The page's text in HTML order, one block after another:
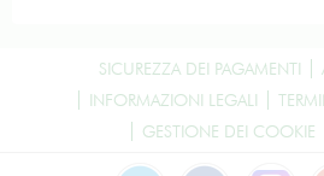
SICUREZZA DEI PAGAMENTI
INFORMAZIONI LEGALI
GESTIONE DEI COOKIE